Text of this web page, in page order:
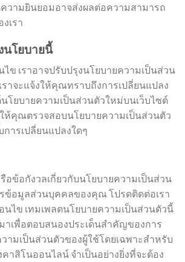
วามยินยอมอาจส่งผลต่อความสามารถ
เรา
นโยบายนี้
ข เราอาจปรับปรุงนโยบายความเป็นส่วน
ราจะแจ้งให้คุณทราบถึงการเปลี่ยนแปลง
โยบายความเป็นส่วนตัวใหม่บนเว็บไซต์
ห้คุณตรวจสอบนโยบายความเป็นส่วนตัว
การเปลี่ยนแปลงใดๆ
ข้อกังวลเกี่ยวกับนโยบายความเป็นส่วน
ข้อมูลส่วนบุคคลของคุณ โปรดติดต่อเรา
นไข เทมเพลตนโยบายความเป็นส่วนตัวนี้
าเพื่อตอบสนองประเด็นสำคัญของการ
ามเป็นส่วนตัวของผู้ใช้โดยเฉพาะสำหรับ
าสิโนออนไลน์ จำเป็นอย่างยิ่งที่จะต้อง